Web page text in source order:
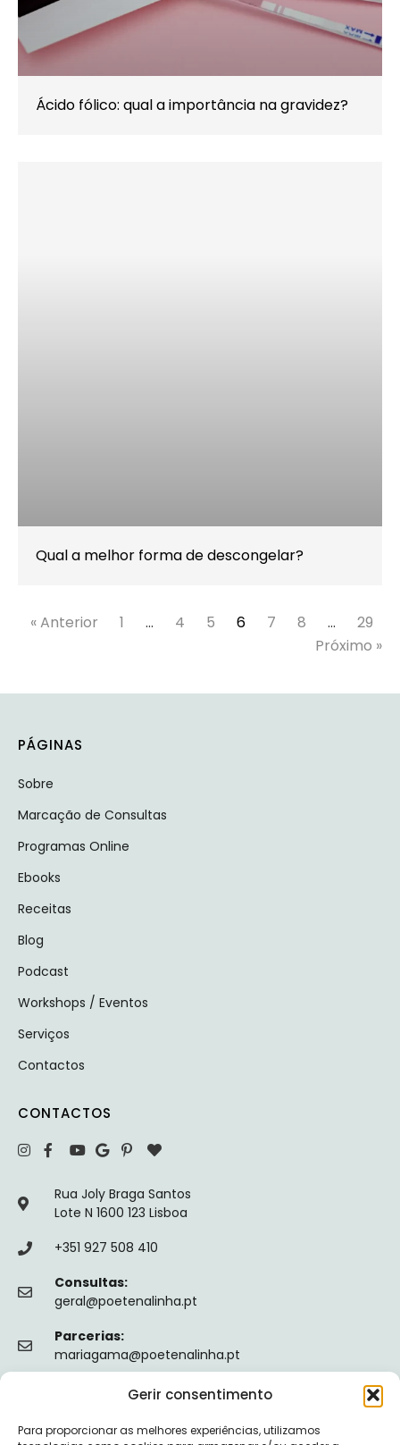
Gerir consentimento
Para proporcionar as melhores experiências, utilizamos
Ácido fólico: qual a importância na gravidez?
Qual a melhor forma de descongelar?
« Anterior 1 … 4 5 6 7 8 …
29
Próximo »
PÁGINAS
Sobre
Marcação de Consultas
Programas Online
Ebooks
Receitas
Blog
Podcast
Workshops / Eventos
Serviços
Contactos
CONTACTOS
Rua Joly Braga Santos
Lote N 1600 123 Lisboa
+351 927 508 410
Consultas:
geral@poetenalinha.pt
Parcerias:
mariagama@poetenalinha.pt